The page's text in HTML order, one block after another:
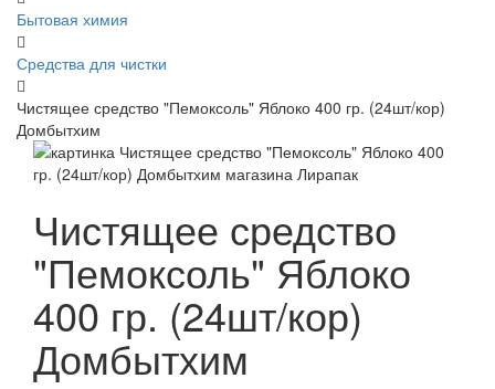
Бытовая химия
Средства для чистки
Чистящее средство "Пемоксоль" Яблоко 400 гр. (24шт/кор)
Домбытхим
Чистящее средство
"Пемоксоль" Яблоко
400 гр. (24шт/кор)
Домбытхим